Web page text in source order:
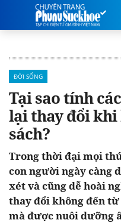
ĐỜI SỐNG
Tại sao tính
lại thay đổi khi
sách?
Trong thời đại mọi
con người ngày càng
xét và cũng dễ hoài
thay đổi không đến
mà được nuôi dưỡng